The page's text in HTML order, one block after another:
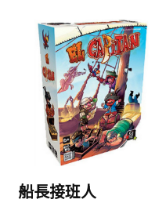
船長接班人